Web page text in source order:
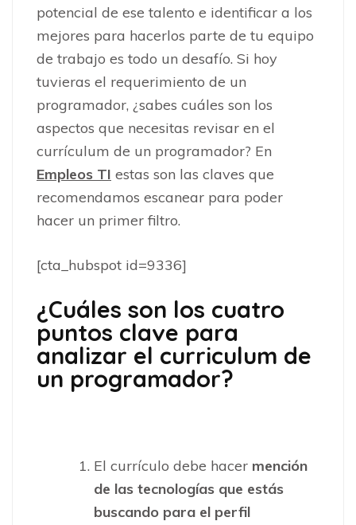
potencial de ese talento e identificar a los
mejores para hacerlos parte de tu equipo
de trabajo es todo un desafío. Si hoy
tuvieras el requerimiento de un
programador, ¿sabes cuáles son los
aspectos que necesitas revisar en el
currículum de un programador? En
Empleos TI estas son las claves que
recomendamos escanear para poder
hacer un primer filtro.
[cta_hubspot id=9336]
¿Cuáles son los cuatro
puntos clave para
analizar el curriculum de
un programador?
El currículo debe hacer mención
de las tecnologías que estás
buscando para el perfil